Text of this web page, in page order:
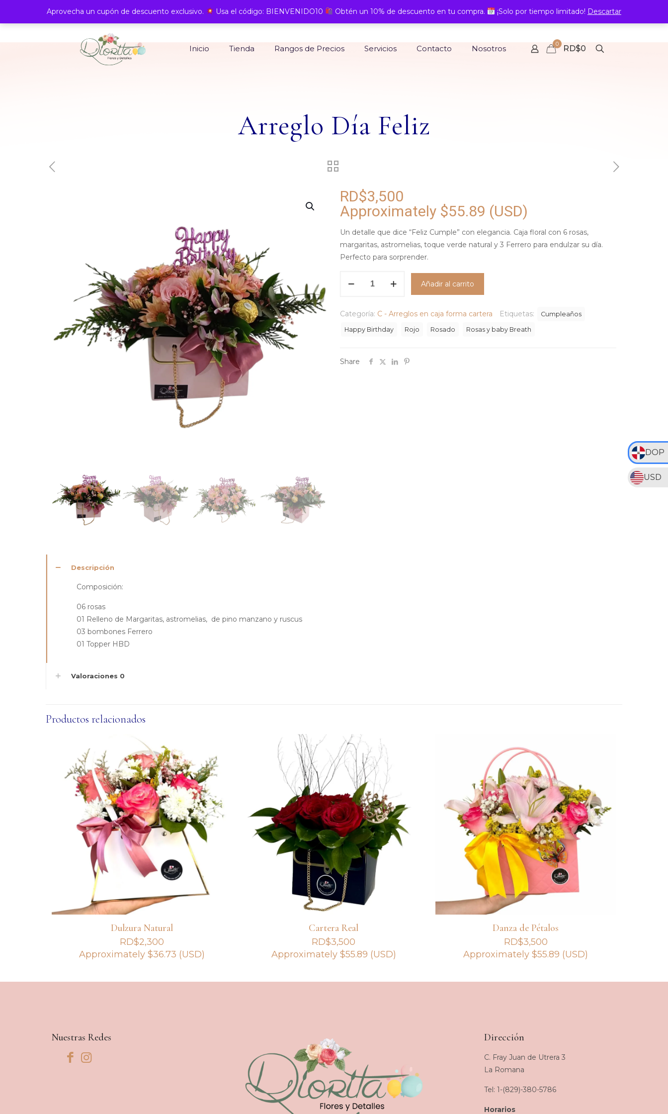
DOP
USD
Inicio Tienda Rangos de Precios Servicios Contacto Nosotros 0 RD$0
Arreglo Día Feliz
RD$3,500
Approximately $55.89 (USD)
Un detalle que dice “Feliz Cumple” con elegancia. Caja floral con 6 rosas,
margaritas, astromelias, toque verde natural y 3 Ferrero para endulzar su día.
Perfecto para sorprender.
cantidad
Añadir al carrito
Categoría: C - Arreglos en caja forma cartera Etiquetas: Cumpleaños
Happy Birthday Rojo Rosado Rosas y baby Breath
Share
Descripción
Composición:
06 rosas
01 Relleno de Margaritas, astromelias, de pino manzano y ruscus
03 bombones Ferrero
01 Topper HBD
Valoraciones 0
Productos relacionados
Dulzura Natural
RD$2,300
Approximately $36.73 (USD)
Cartera Real
RD$3,500
Approximately $55.89 (USD)
Danza de Pétalos
RD$3,500
Approximately$55.89 (USD)
Nuestras Redes Dirección
C. Fray Juan de Utrera 3
La Romana
Tel: 1-(829)-380-5786
Horarios
Aprovecha un cupón de descuento exclusivo. Usa el código: BIENVENIDO10 Obtén un 10% de descuento en tu compra. ¡Solo por tiempo limitado! Descartar